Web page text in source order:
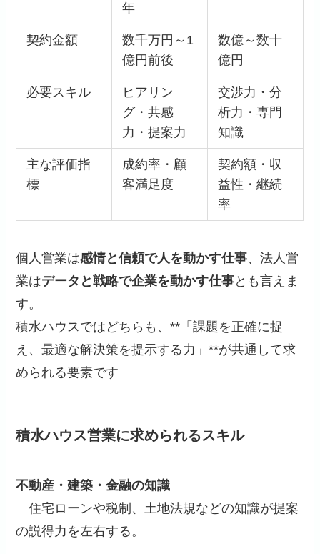
年
契約金額
数千万円～1
億円前後
数億～数十
億円
必要スキル
ヒアリン
グ・共感
力・提案力
交渉力・分
析力・専門
知識
主な評価指
標
成約率・顧
客満足度
契約額・収
益性・継続
率
個人営業は感情と信頼で人を動かす仕事、法人営
業はデータと戦略で企業を動かす仕事とも言えま
す。
積水ハウスではどちらも、**「課題を正確に捉
え、最適な解決策を提示する力」**が共通して求
められる要素です
積水ハウス営業に求められるスキル
不動産・建築・金融の知識
住宅ローンや税制、土地法規などの知識が提案
の説得力を左右する。